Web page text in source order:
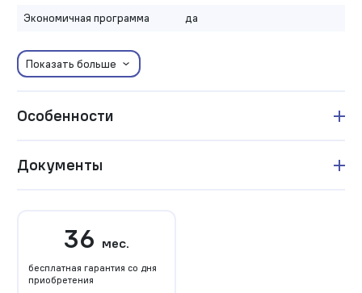
Экономичная программа
да
Показать больше
Особенности
Документы
36 мес.
бесплатная гарантия со дня
приобретения